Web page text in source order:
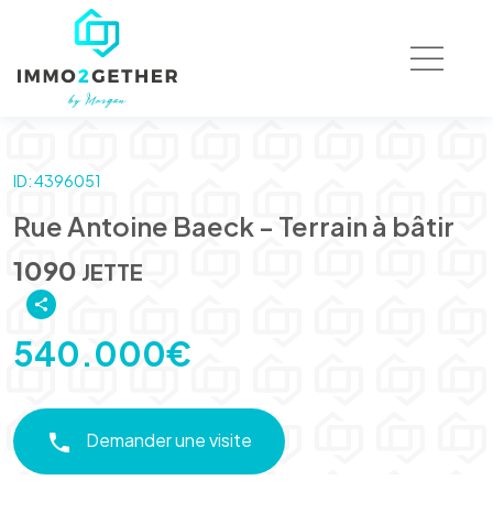
ID: 4396051
Rue Antoine Baeck - Terrain à bâtir
1090 JETTE
540.000€
Demander une visite